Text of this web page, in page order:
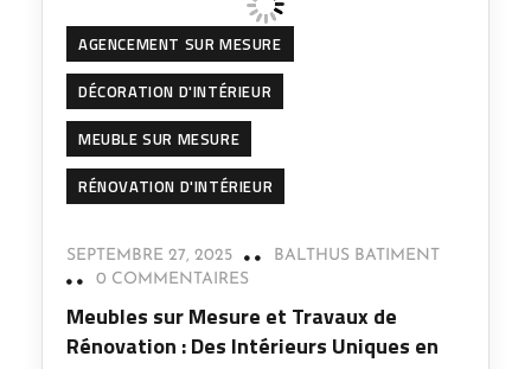
RÉNOVATION D'INTÉRIEUR
SEPTEMBRE 27, 2025
0 COMMENTAIRES
Meubles sur Mesure et Travaux de
Rénovation : Des Intérieurs Uniques en
Val-de-Marne
solutions personnalisées En Val-de-